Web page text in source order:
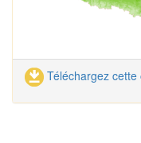
Téléchargez cette